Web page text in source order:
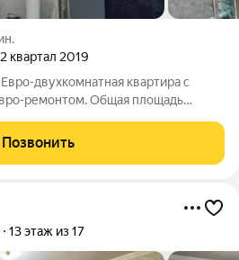
квартал 2019
двухкомнатная квартира с
ремонтом. Общая площадь
комнаты, один собственник.
Позвонить
13 этаж из 17